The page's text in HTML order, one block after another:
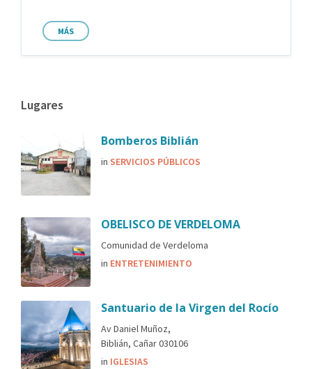
MÁS
Lugares
Bomberos Biblián
in SERVICIOS PÚBLICOS
OBELISCO DE VERDELOMA
Comunidad de Verdeloma
in ENTRETENIMIENTO
Santuario de la Virgen del Rocío
Av Daniel Muñoz,
Biblián, Cañar 030106
in IGLESIAS